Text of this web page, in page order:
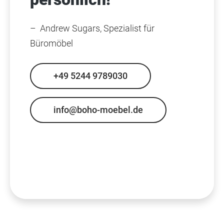
– Andrew Sugars, Spezialist für
Büromöbel
+49 5244 9789030
info@boho-moebel.de